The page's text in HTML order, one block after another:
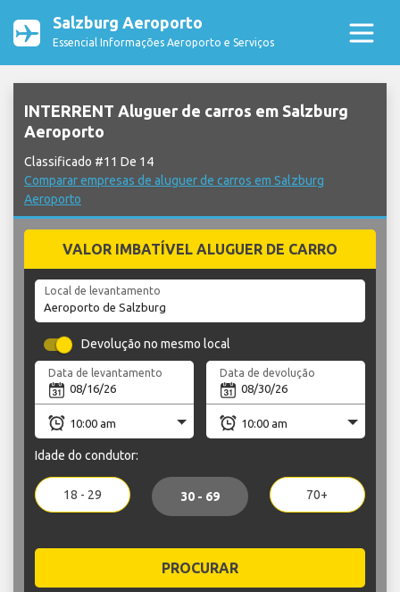
Salzburg Aeroporto
Essencial Informações Aeroporto e Serviços
INTERRENT Aluguer de carros em Salzburg
Aeroporto
Classificado #11 De 14
Comparar empresas de aluguer de carros em Salzburg
Aeroporto
VALOR IMBATÍVEL ALUGUER DE CARRO
Local de levantamento
Devolução no mesmo local
Data de levantamento Data de devolução
Idade do condutor:
18 - 29 30 - 69 70+
PROCURAR